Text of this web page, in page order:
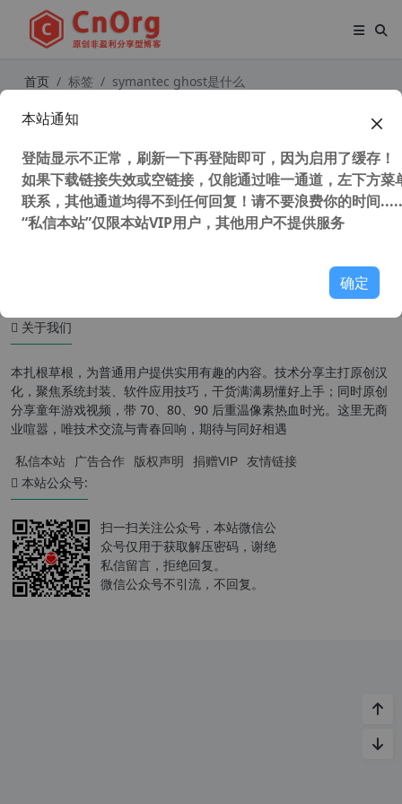
首页 标签 symantec ghost是什么
件版
关于我们
本扎根草根，为普通用户提供实用有趣的内容。技术分享主打原创汉
化，聚焦系统封装、软件应用技巧，干货满满易懂好上手；同时原创
分享童年游戏视频，带 70、80、90 后重温像素热血时光。这里无商
业喧嚣，唯技术交流与青春回响，期待与同好相遇
私信本站 广告合作 版权声明 捐赠VIP 友情链接
本站公众号:
扫一扫关注公众号，本站微信公
众号仅用于获取解压密码，谢绝
私信留言，拒绝回复。
微信公众号不引流，不回复。
本站通知
登陆显示不正常，刷新一下再登陆即可，因为启用了缓存！
如果下载链接失效或空链接，仅能通过唯一通道，左下方菜
联系，其他通道均得不到任何回复！请不要浪费你的时间
“私信本站”仅限本站VIP用户，其他用户不提供服务
确定